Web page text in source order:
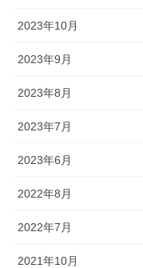
2023年10月
2023年9月
2023年8月
2023年7月
2023年6月
2022年8月
2022年7月
2021年10月